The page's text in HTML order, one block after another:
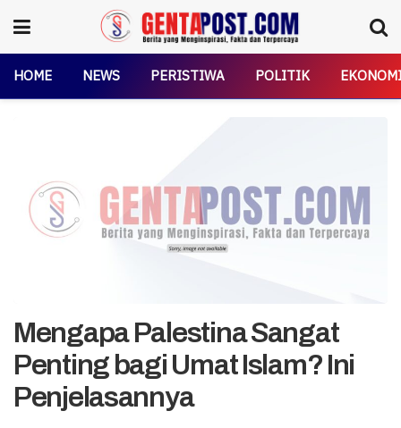
HOME NEWS PERISTIWA POLITIK
Mengapa Palestina Sangat
Penting bagi Umat Islam? Ini
Penjelasannya